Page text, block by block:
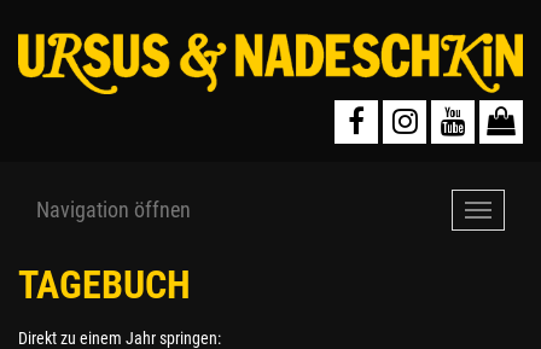
Navigation öffnen
TAGEBUCH
Direkt zu einem Jahr springen: